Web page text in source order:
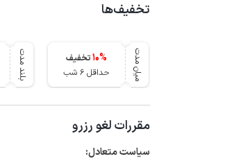
تخفیف‌ها
میان مدت 10%
تخفیف
حداقل 6 شب
بلند مدت
مقررات لغو رزرو
سیاست متعادل: